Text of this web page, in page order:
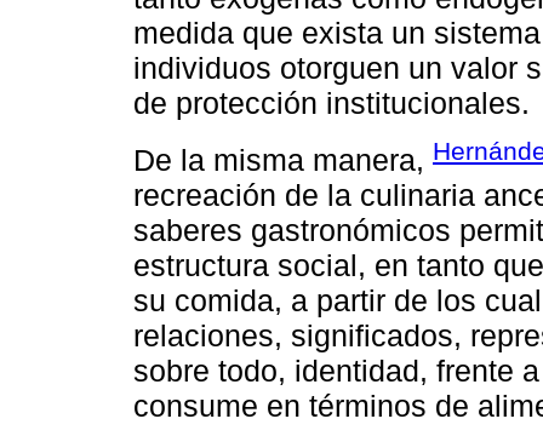
medida que exista un
individuos otorguen un valor
de protección institucionales.
De la misma manera,
recreación de la culinaria
saberes gastronómicos
estructura social, en tanto
su comida, a partir de los
relaciones, significados,
sobre todo, identidad, frente
consume en términos de